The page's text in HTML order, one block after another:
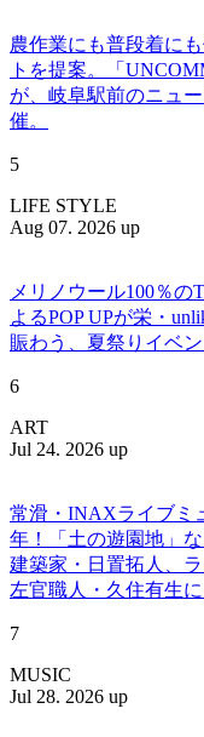
農作業にも普段着に
トを提案。「
が、岐阜駅前のニュ
催。
5
LIFE STYLE
Aug 07. 2026 up
メリノウール100％
よるPOP UPが栄・
賑わう、夏祭りイベン
6
ART
Jul 24. 2026 up
常滑・INAXライブミ
年！「土の遊園地」
建築家・日置拓人、
左官職人・久住有生に
7
MUSIC
Jul 28. 2026 up